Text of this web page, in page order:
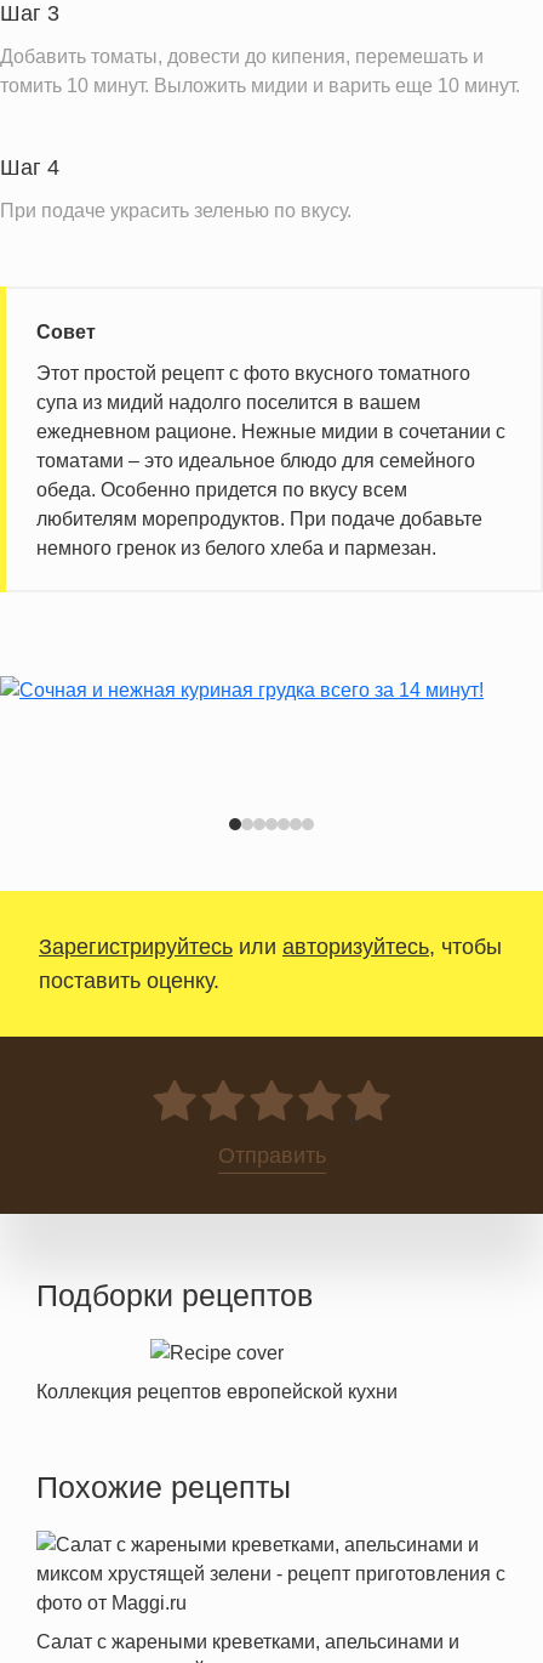
Шаг 3
Добавить томаты, довести до кипения, перемешать и
томить 10 минут. Выложить мидии и варить еще 10 минут.
Шаг 4
При подаче украсить зеленью по вкусу.
Совет
Этот простой рецепт с фото вкусного томатного
супа из мидий надолго поселится в вашем
ежедневном рационе. Нежные мидии в сочетании с
томатами – это идеальное блюдо для семейного
обеда. Особенно придется по вкусу всем
любителям морепродуктов. При подаче добавьте
немного гренок из белого хлеба и пармезан.
Зарегистрируйтесь или авторизуйтесь, чтобы
поставить оценку.
0
Отправить
Подборки рецептов
Коллекция рецептов европейской кухни
Похожие рецепты
Салат с жареными креветками, апельсинами и